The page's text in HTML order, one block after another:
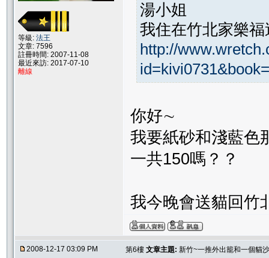
等級: 法王
文章: 7596
註冊時間: 2007-11-08
最近來訪: 2017-07-10
離線
湯小姐
我住在竹北家樂福
http://
你好∼
我要紙砂和淺藍色
一共150嗎？？
我今晚會送貓回竹
2008-12-17 03:09 PM 第6樓 文章主題: 新竹~一推外出籠和一個貓